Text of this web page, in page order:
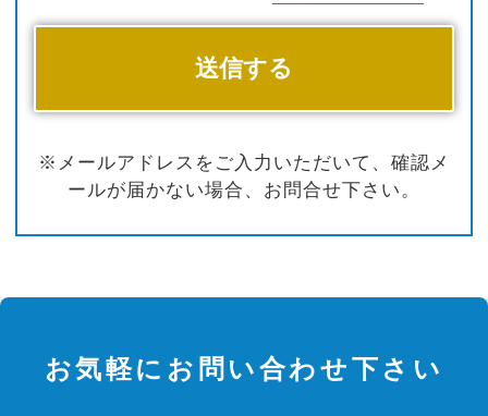
※メールアドレスをご入力いただいて、確認メ
ールが届かない場合、お問合せ下さい。
お気軽にお問い合わせ下さい